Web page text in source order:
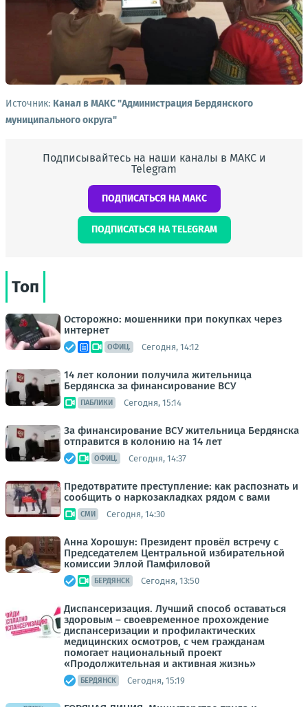
Источник: Канал в МАКС "Администрация Бердянского
муниципального округа"
Подписывайтесь на наши каналы в МАКС и
Telegram
ПОДПИСАТЬСЯ НА МАКС
ПОДПИСАТЬСЯ НА TELEGRAM
Топ
Осторожно: мошенники при покупках через
интернет
ОФИЦ. Сегодня, 14:12
14 лет колонии получила жительница
Бердянска за финансирование ВСУ
ПАБЛИКИ Сегодня, 15:14
За финансирование ВСУ жительница Бердянска
отправится в колонию на 14 лет
ОФИЦ. Сегодня, 14:37
Предотвратите преступление: как распознать и
сообщить о наркозакладках рядом с вами
СМИ Сегодня, 14:30
Анна Хорошун: Президент провёл встречу с
Председателем Центральной избирательной
комиссии Эллой Памфиловой
БЕРДЯНСК Сегодня, 13:50
Диспансеризация. Лучший способ оставаться
здоровым – своевременное прохождение
диспансеризации и профилактических
медицинских осмотров, с чем гражданам
помогает национальный проект
«Продолжительная и активная жизнь»
БЕРДЯНСК Сегодня, 15:19